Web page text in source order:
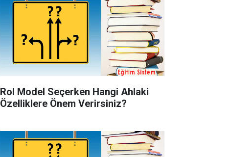
Rol Model Seçerken Hangi Ahlaki
Özelliklere Önem Verirsiniz?